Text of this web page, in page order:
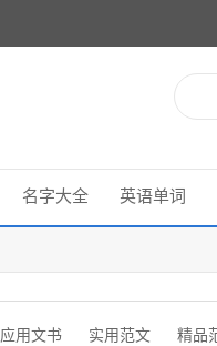
名字大全 英语单词
应用文书 实用范文 精品